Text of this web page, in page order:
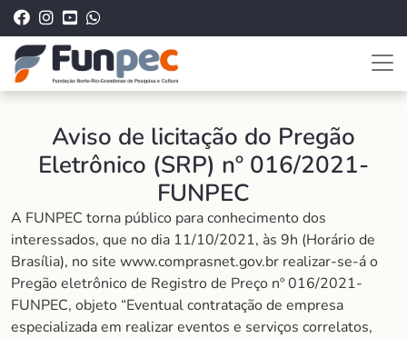
Aviso de licitação do Pregão
Eletrônico (SRP) nº 016/2021-
FUNPEC
A FUNPEC torna público para conhecimento dos
interessados, que no dia 11/10/2021, às 9h (Horário de
Brasília), no site www.comprasnet.gov.br realizar-se-á o
Pregão eletrônico de Registro de Preço nº 016/2021-
FUNPEC, objeto “Eventual contratação de empresa
especializada em realizar eventos e serviços correlatos,